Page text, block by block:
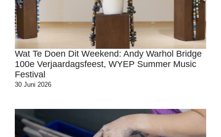
Wat Te Doen Dit Weekend: Andy Warhol Bridge
100e Verjaardagsfeest, WYEP Summer Music
Festival
30 Juni 2026